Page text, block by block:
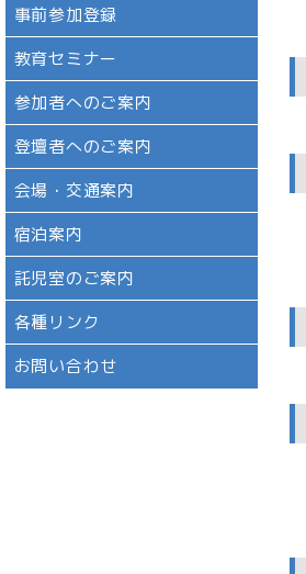
事前参加登録
教育セミナー
参加者へのご案内
登壇者へのご案内
会場・交通案内
宿泊案内
託児室のご案内
各種リンク
お問い合わせ